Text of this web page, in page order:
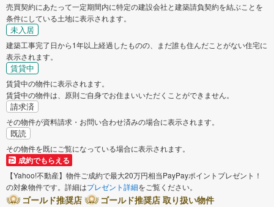
売買契約にあたって一定期間内に特定の建設会社と建築請負契約を結ぶことを
条件にしている土地に表示されます。
未入居
建築工事完了日から1年以上経過したものの、まだ誰も住んだことがない住宅に
表示されます。
賃貸中
賃貸中の物件に表示されます。
賃貸中の物件は、原則ご自身でお住まいいただくことができません。
請求済
その物件が資料請求・お問い合わせ済みの場合に表示されます。
既読
その物件を既にご覧になっている場合に表示されます。
成約でもらえる
【Yahoo!不動産】物件ご成約で最大20万円相当PayPayポイントプレゼント！
の対象物件です。詳細はプレゼント詳細をご覧ください。
ゴールド推奨店
ゴールド推奨店 取り扱い物件